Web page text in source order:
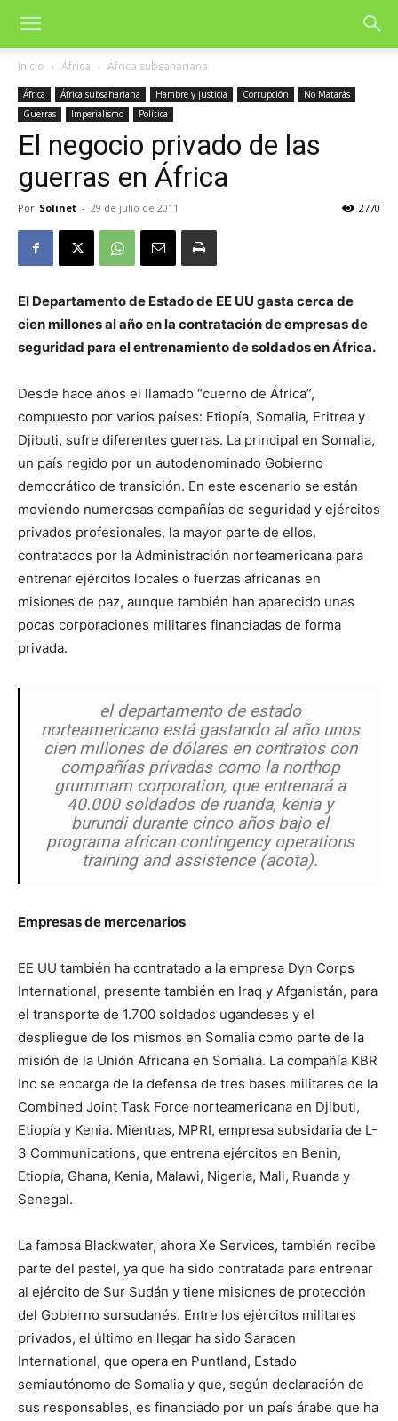
Inicio África África subsahariana
África África subsahariana Hambre y justicia Corrupción
No Matarás
Guerras
Imperialismo Política
El negocio privado de las
guerras en África
Por Solinet - 29 de julio de 2011 2770
El Departamento de Estado de EE UU gasta cerca de
cien millones al año en la contratación de empresas de
seguridad para el entrenamiento de soldados en África.
Desde hace años el llamado “cuerno de África”,
compuesto por varios países: Etiopía, Somalia, Eritrea y
Djibuti, sufre diferentes guerras. La principal en Somalia,
un país regido por un autodenominado Gobierno
democrático de transición. En este escenario se están
moviendo numerosas compañías de seguridad y ejércitos
privados profesionales, la mayor parte de ellos,
contratados por la Administración norteamericana para
entrenar ejércitos locales o fuerzas africanas en
misiones de paz, aunque también han aparecido unas
pocas corporaciones militares financiadas de forma
privada.
el departamento de estado
norteamericano está gastando al año unos
cien millones de dólares en contratos con
compañías privadas como la northop
grummam corporation, que entrenará a
40.000 soldados de ruanda, kenia y
burundi durante cinco años bajo el
programa african contingency operations
training and assistence (acota).
Empresas de mercenarios
EE UU también ha contratado a la empresa Dyn Corps
International, presente también en Iraq y Afganistán, para
el transporte de 1.700 soldados ugandeses y el
despliegue de los mismos en Somalia como parte de la
misión de la Unión Africana en Somalia. La compañía KBR
Inc se encarga de la defensa de tres bases militares de la
Combined Joint Task Force norteamericana en Djibuti,
Etiopía y Kenia. Mientras, MPRI, empresa subsidaria de L-
3 Communications, que entrena ejércitos en Benin,
Etiopía, Ghana, Kenia, Malawi, Nigeria, Mali, Ruanda y
Senegal.
La famosa Blackwater, ahora Xe Services, también recibe
parte del pastel, ya que ha sido contratada para entrenar
al ejército de Sur Sudán y tiene misiones de protección
del Gobierno sursudanés. Entre los ejércitos militares
privados, el último en llegar ha sido Saracen
International, que opera en Puntland, Estado
semiautónomo de Somalia y que, según declaración de
sus responsables, es financiado por un país árabe que ha